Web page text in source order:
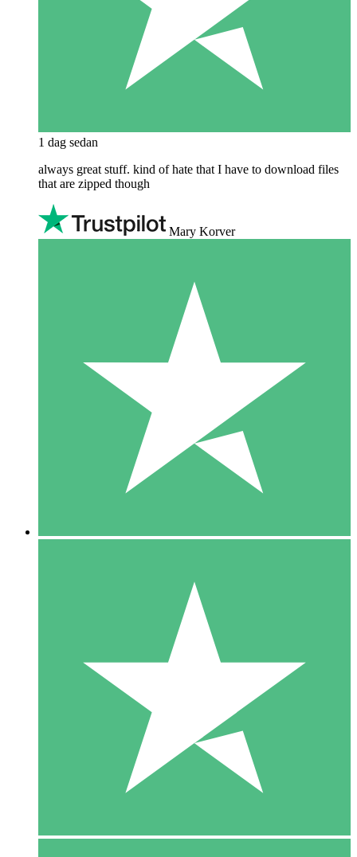
1 dag sedan
always great stuff. kind of hate that I have to download files
that are zipped though
Mary Korver